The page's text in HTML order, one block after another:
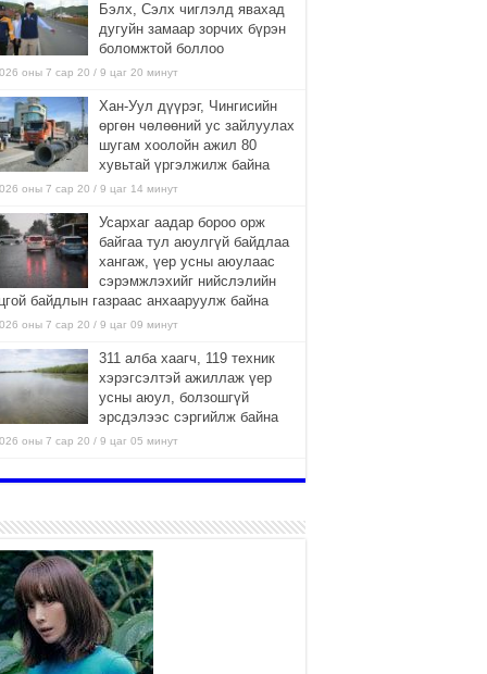
Бэлх, Сэлх чиглэлд явахад
дугуйн замаар зорчих бүрэн
боломжтой боллоо
оны 7 сар 20 / 9 цаг 20 минут
Хан-Уул дүүрэг, Чингисийн
өргөн чөлөөний ус зайлуулах
шугам хоолойн ажил 80
хувьтай үргэлжилж байна
оны 7 сар 20 / 9 цаг 14 минут
Усархаг аадар бороо орж
байгаа тул аюулгүй байдлаа
хангаж, үер усны аюулаас
сэрэмжлэхийг нийслэлийн
байдлын газраас анхааруулж байна
оны 7 сар 20 / 9 цаг 09 минут
311 алба хаагч, 119 техник
хэрэгсэлтэй ажиллаж үер
усны аюул, болзошгүй
эрсдэлээс сэргийлж байна
оны 7 сар 20 / 9 цаг 05 минут
Аяллаа зөв төлөвлөхийг
иргэдэд зөвлөж байна
2026 оны 7 сар 16 / 11 цаг 50 минут
Үер усны болзошгүй аюулаас
сэргийлж, холбогдох
байгууллагууд өндөржүүлсэн